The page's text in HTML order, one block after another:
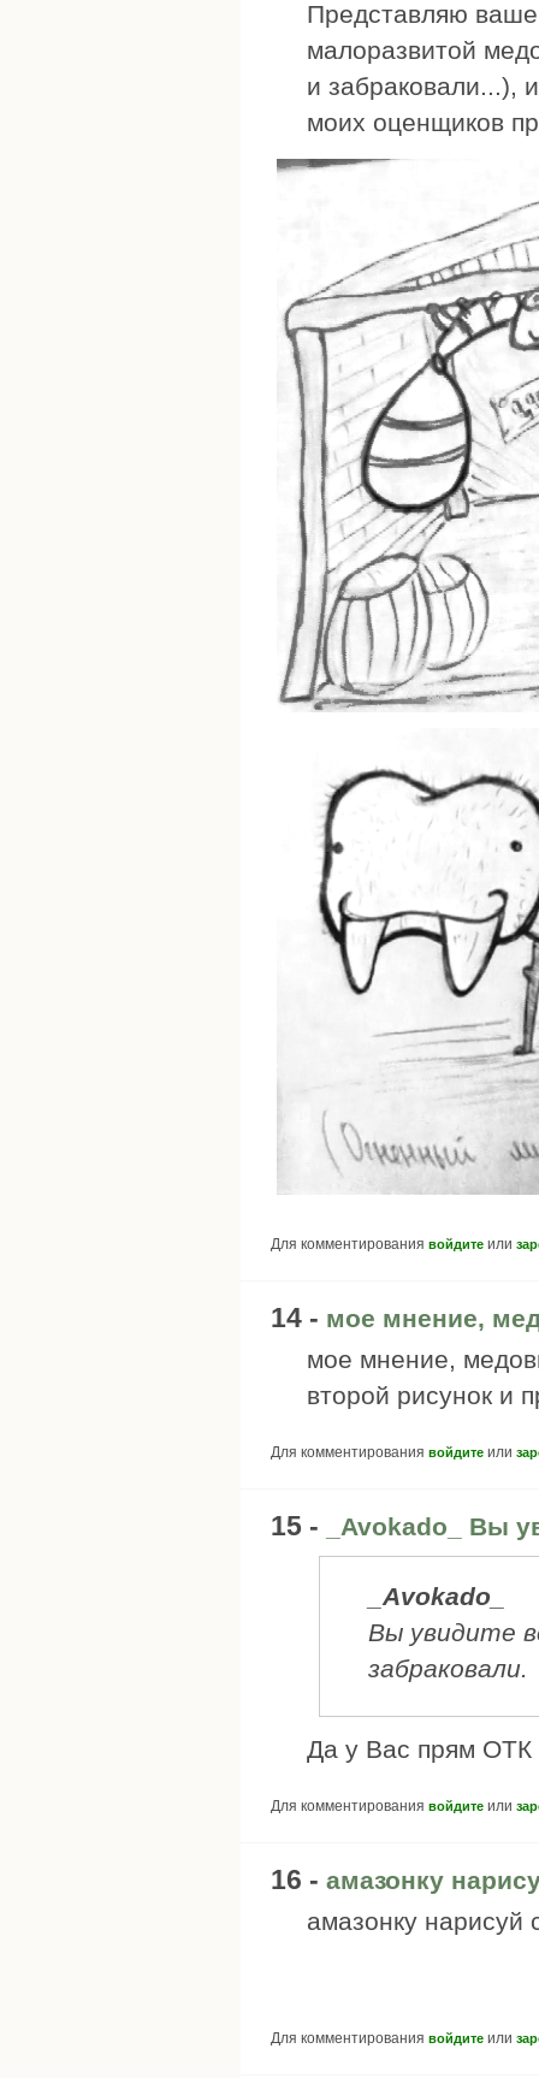
Представляю
малоразвитой
и забраковали...),
моих оценщиков
Для комментирования войдите или
14 - мое мнение,
мое мнение,
второй рисунок и
Для комментирования войдите или
15 - _Avokado_ Вы
_Avokado_
Вы увидите
забраковали.
Да у Вас прям ОТК
Для комментирования войдите или
16 - амазонку
амазонку нарисуй
Для комментирования войдите или